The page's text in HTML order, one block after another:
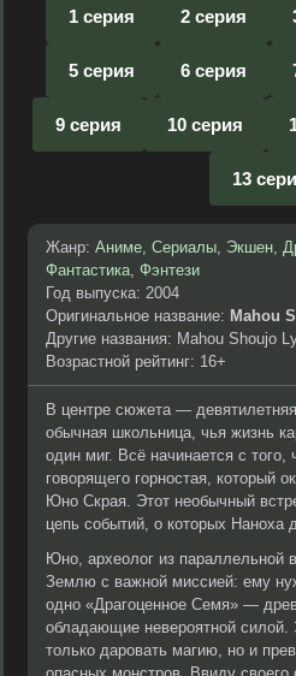
1 серия 2 серия
5 серия 6 серия
9 серия 10 серия
13
Жанр: Аниме, Сериалы, Экшен,
Фантастика, Фэнтези
Год выпуска: 2004
Оригинальное название: Mahou
Другие названия: Mahou Shoujo
Возрастной рейтинг: 16+
В центре сюжета —
обычная школьница, чья жизнь
один миг. Всё начинается с того,
говорящего горностая, который
Юно Скрая. Этот необычный
цепь событий, о которых Наноха
Юно, археолог из параллельной
Землю с важной миссией: ему
одно «Драгоценное Семя» —
обладающие невероятной силой.
только даровать магию, но и